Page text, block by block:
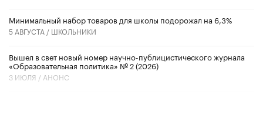
Минимальный набор товаров для школы подорожал на 6,3%
5 АВГУСТА / ШКОЛЬНИКИ
Вышел в свет новый номер научно-публицистического журнала
«Образовательная политика» № 2 (2026)
3 ИЮЛЯ / АНОНС